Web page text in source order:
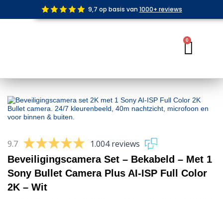
de
9,7 op basis van 1000+ reviews
0
9.7
1.004 reviews
Beveiligingscamera Set – Bekabeld – Met 1
Sony Bullet Camera Plus AI-ISP Full Color
2K – Wit